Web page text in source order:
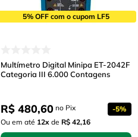
5% OFF com o cupom LF5
Multímetro Digital Minipa ET-2042F
Categoria III 6.000 Contagens
R$ 480,60 no Pix -5%
Ou em até 12x de R$ 42,16